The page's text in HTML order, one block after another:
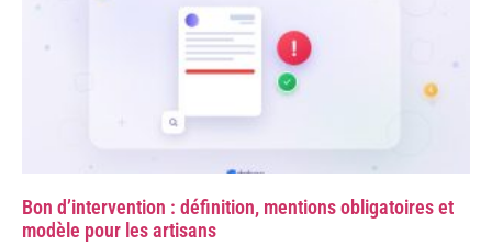
Bon d’intervention : définition, mentions obligatoires et
modèle pour les artisans